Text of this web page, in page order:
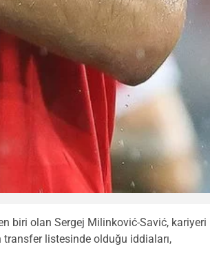
biri olan Sergej Milinković-Savić, kariyeri
transfer listesinde olduğu iddiaları,